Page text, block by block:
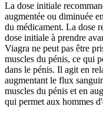
La dose initiale
augmentée ou diminuée
du médicament. La dose
dose initiale à prendre
Viagra ne peut pas être
muscles du pénis, ce qui
dans le pénis. Il agit en
augmentant le flux
muscles du pénis et en
qui permet aux hommes